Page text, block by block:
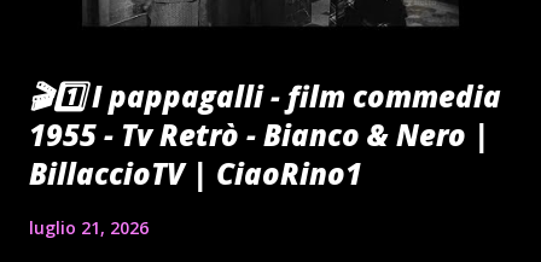
🎬1️⃣ I pappagalli - film commedia
1955 - Tv Retrò - Bianco & Nero |
BillaccioTV | CiaoRino1
luglio 21, 2026